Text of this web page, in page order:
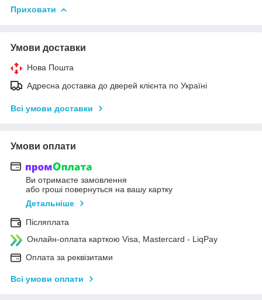
Приховати
Умови доставки
Нова Пошта
Адресна доставка до дверей клієнта по Україні
Всі умови доставки
Умови оплати
Ви отримаєте замовлення
або гроші повернуться на вашу картку
Детальніше
Післяплата
Онлайн-оплата карткою Visa, Mastercard - LiqPay
Оплата за реквізитами
Всі умови оплати